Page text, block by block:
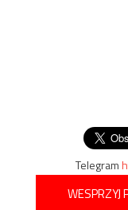
Telegram
WESPRZYJ